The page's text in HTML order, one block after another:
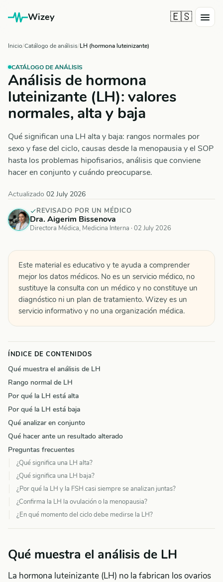
Wizey 🇪🇸
Inicio Catálogo de análisis LH (hormona luteinizante)
CATÁLOGO DE ANÁLISIS
Análisis de hormona
luteinizante (LH): valores
normales, alta y baja
Qué significan una LH alta y baja: rangos normales por
sexo y fase del ciclo, causas desde la menopausia y el SOP
hasta los problemas hipofisarios, análisis que conviene
hacer en conjunto y cuándo preocuparse.
Actualizado 02 July 2026
REVISADO POR UN MÉDICO
Dra. Aigerim Bissenova
Directora Médica, Medicina Interna · 02 July 2026
Este material es educativo y te ayuda a comprender
mejor los datos médicos. No es un servicio médico, no
sustituye la consulta con un médico y no constituye un
diagnóstico ni un plan de tratamiento. Wizey es un
servicio informativo y no una organización médica.
ÍNDICE DE CONTENIDOS
Qué muestra el análisis de LH
Rango normal de LH
Por qué la LH está alta
Por qué la LH está baja
Qué analizar en conjunto
Qué hacer ante un resultado alterado
Preguntas frecuentes
¿Qué significa una LH alta?
¿Qué significa una LH baja?
¿Por qué la LH y la FSH casi siempre se analizan juntas?
¿Confirma la LH la ovulación o la menopausia?
¿En qué momento del ciclo debe medirse la LH?
Qué muestra el análisis de LH
La hormona luteinizante (LH) no la fabrican los ovarios